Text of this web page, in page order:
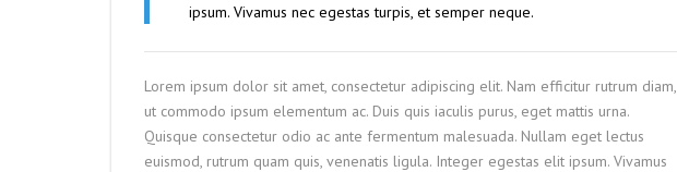
ipsum. Vivamus nec egestas turpis, et semper neque.
Lorem ipsum dolor sit amet, consectetur adipiscing elit. Nam efficitur rutrum diam,
ut commodo ipsum elementum ac. Duis quis iaculis purus, eget mattis urna.
Quisque consectetur odio ac ante fermentum malesuada. Nullam eget lectus
euismod, rutrum quam quis, venenatis ligula. Integer egestas elit ipsum. Vivamus